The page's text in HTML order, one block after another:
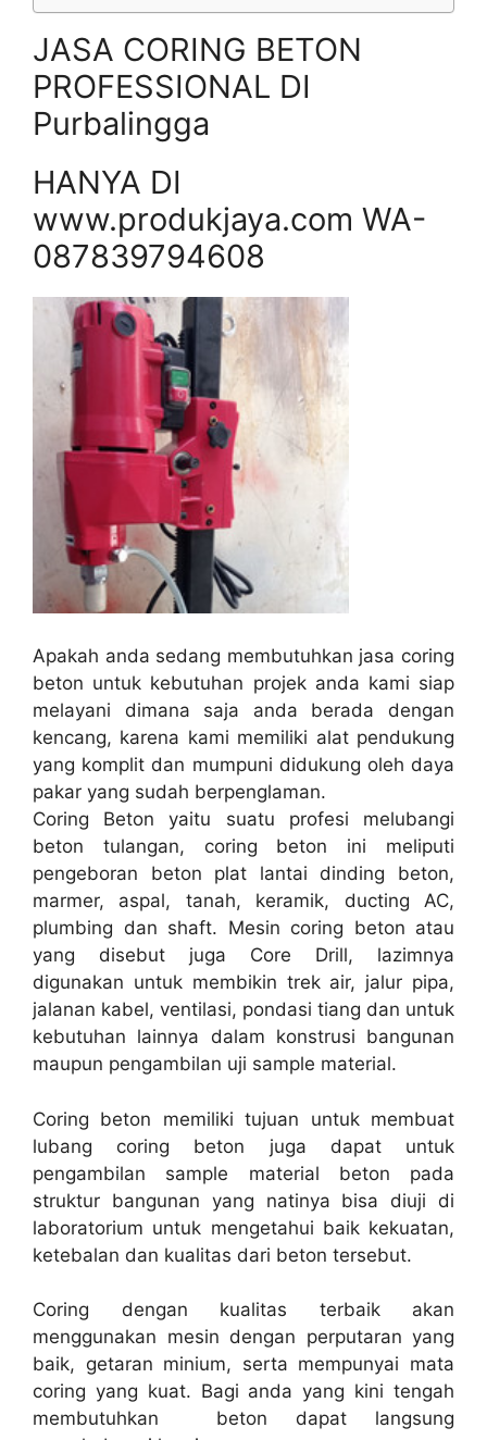
JASA CORING BETON
PROFESSIONAL DI
Purbalingga
HANYA DI
www.produkjaya.com WA-
087839794608
Apakah anda sedang membutuhkan jasa coring
beton untuk kebutuhan projek anda kami siap
melayani dimana saja anda berada dengan
kencang, karena kami memiliki alat pendukung
yang komplit dan mumpuni didukung oleh daya
pakar yang sudah berpenglaman.
Coring Beton yaitu suatu profesi melubangi
beton tulangan, coring beton ini meliputi
pengeboran beton plat lantai dinding beton,
marmer, aspal, tanah, keramik, ducting AC,
plumbing dan shaft. Mesin coring beton atau
yang disebut juga Core Drill, lazimnya
digunakan untuk membikin trek air, jalur pipa,
jalanan kabel, ventilasi, pondasi tiang dan untuk
kebutuhan lainnya dalam konstrusi bangunan
maupun pengambilan uji sample material.
Coring beton memiliki tujuan untuk membuat
lubang coring beton juga dapat untuk
pengambilan sample material beton pada
struktur bangunan yang natinya bisa diuji di
laboratorium untuk mengetahui baik kekuatan,
ketebalan dan kualitas dari beton tersebut.
Coring dengan kualitas terbaik akan
menggunakan mesin dengan perputaran yang
baik, getaran minium, serta mempunyai mata
coring yang kuat. Bagi anda yang kini tengah
membutuhkan beton dapat langsung